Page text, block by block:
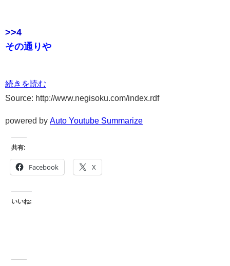
>>4
その通りや
続きを読む
Source: http://www.negisoku.com/index.rdf
powered by Auto Youtube Summarize
共有:
Facebook X
いいね: